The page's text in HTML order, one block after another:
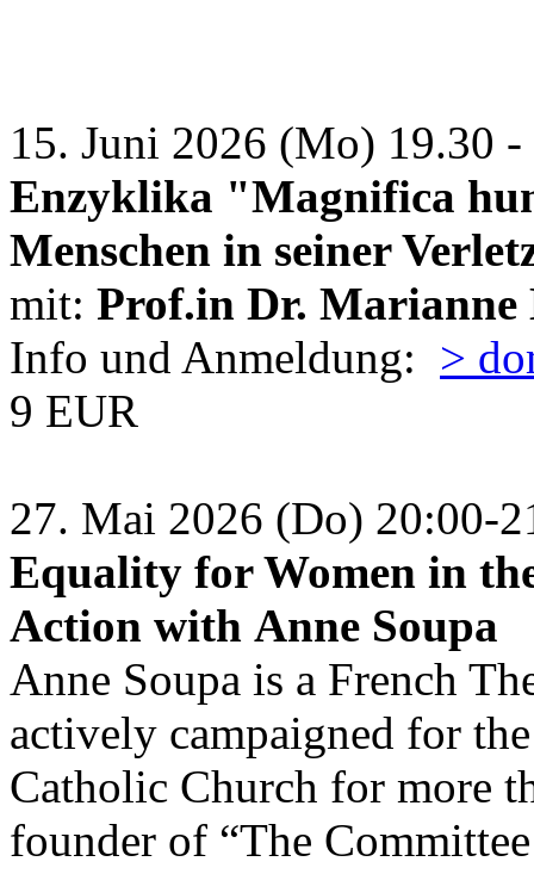
15. Juni 2026 (Mo) 19.30
Enzyklika "Magnifica
Menschen in seiner
mit: Prof.in Dr.
Info und Anmeldung: >
9 EUR
27. Mai 2026 (Do) 20:00-
Equality for Women in
Action with Anne Soupa
Anne Soupa is a French
actively campaigned for
Catholic Church for more
founder of “The